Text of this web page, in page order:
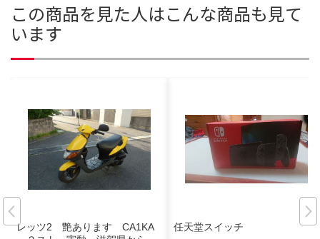
この商品を見た人はこんな商品も見て
います
レッツ2 艶あります CA1KA
任天堂スイッチ